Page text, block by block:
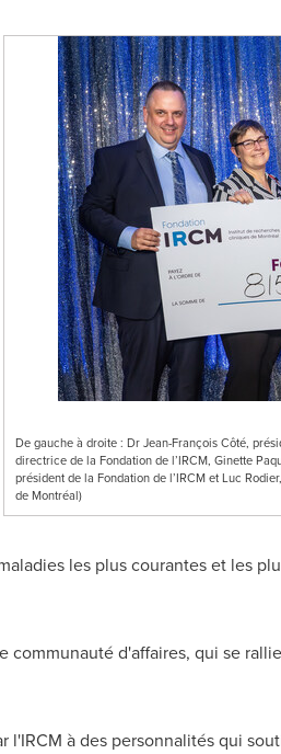
De gauche à droite : Dr Jean-François Côté,
directrice de la Fondation de l’IRCM, Ginette
président de la Fondation de l’IRCM et Luc
de Montréal)
les plus courantes et les
d'affaires, qui se
l'IRCM à des personnalités qui